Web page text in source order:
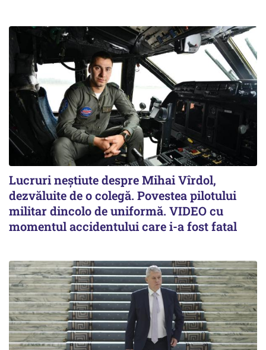
Lucruri neștiute despre Mihai Vîrdol,
dezvăluite de o colegă. Povestea pilotului
militar dincolo de uniformă. VIDEO cu
momentul accidentului care i-a fost fatal